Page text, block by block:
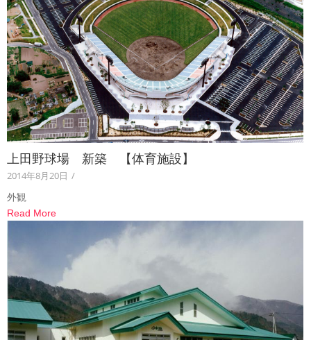
上田野球場 新築 【体育施設】
2014年8月20日 /
外観
Read More